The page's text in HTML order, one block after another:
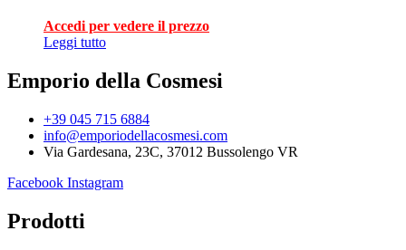
Accedi per vedere il prezzo
Leggi tutto
Emporio della Cosmesi
+39 045 715 6884
info@emporiodellacosmesi.com
Via Gardesana, 23C, 37012 Bussolengo VR
Facebook Instagram
Prodotti